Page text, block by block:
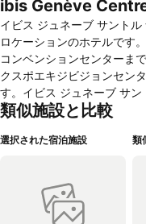
ibis Genève
イビス ジュネーブ サント
ロケーションのホテルです
コンベンションセンターま
クスポエキジビジョンセン
す。イビス ジュネーブ サ
でのご滞在に最適なホテル
類似施設と比較
選択された宿泊施設 類